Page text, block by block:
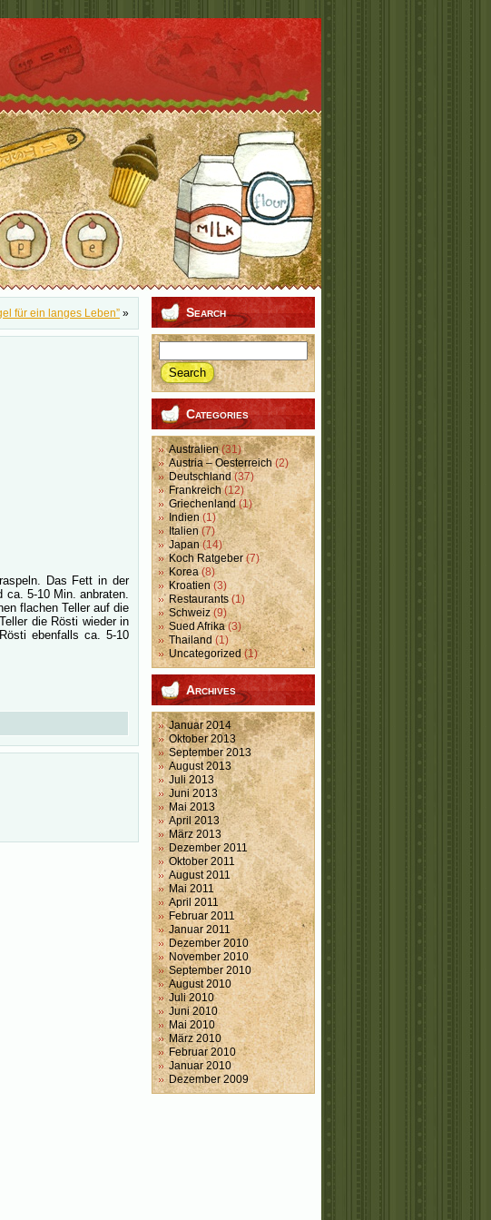
für ein langes Leben” »
Das Fett in der
ca. 5-10 Min. anbraten.
flachen Teller auf die
die Rösti wieder in
ebenfalls ca. 5-10
Search
Categories
Australien(31)
Austria – Oesterreich (2)
Deutschland(37)
Frankreich(12)
Griechenland(1)
Indien(1)
Italien(7)
Japan(14)
Koch Ratgeber(7)
Korea(8)
Kroatien (3)
Restaurants(1)
Schweiz(9)
Sued Afrika(3)
Thailand (1)
Uncategorized (1)
Archives
Januar 2014
Oktober 2013
September 2013
August 2013
Juli 2013
Juni 2013
Mai 2013
April 2013
März 2013
Dezember 2011
Oktober 2011
August 2011
Mai 2011
April 2011
Februar 2011
Januar 2011
Dezember 2010
November 2010
September 2010
August 2010
Juli 2010
Juni 2010
Mai 2010
März 2010
Februar 2010
Januar 2010
Dezember 2009